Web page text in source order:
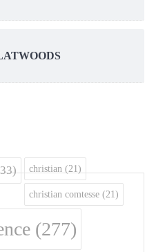
christian (21)
christian comtesse (21)
(277)